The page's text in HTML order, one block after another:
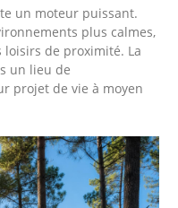
un moteur puissant.
plus calmes,
de proximité. La
un lieu de
projet de vie à moyen